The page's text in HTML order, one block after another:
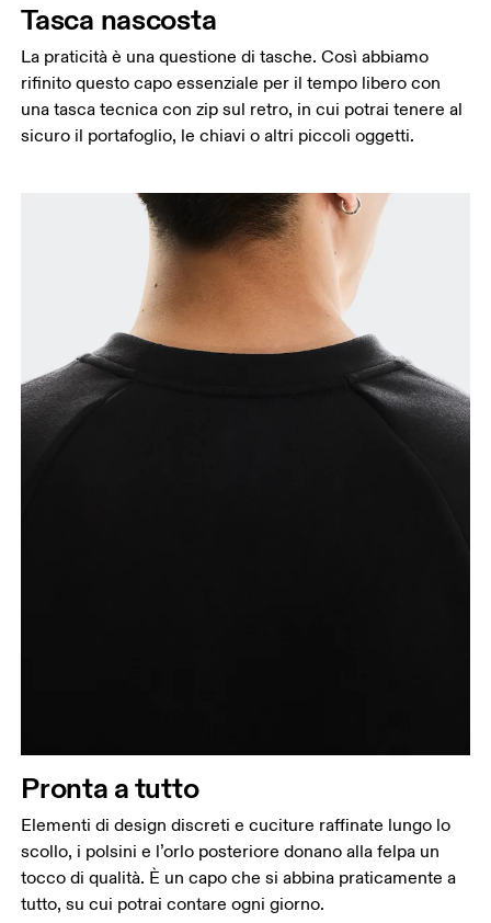
Tasca nascosta
La praticità è una questione di tasche. Così abbiamo
rifinito questo capo essenziale per il tempo libero con
una tasca tecnica con zip sul retro, in cui potrai tenere al
sicuro il portafoglio, le chiavi o altri piccoli oggetti.
Pronta a tutto
Elementi di design discreti e cuciture raffinate lungo lo
scollo, i polsini e l’orlo posteriore donano alla felpa un
tocco di qualità. È un capo che si abbina praticamente a
tutto, su cui potrai contare ogni giorno.